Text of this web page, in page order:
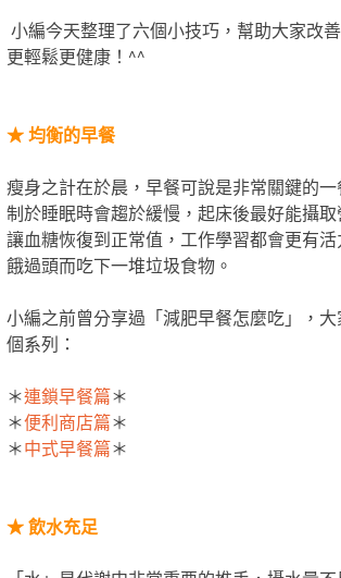
小編今天整理了六個小技巧，幫助大家改
更輕鬆更健康！^^
★均衡的早餐
瘦身之計在於晨，早餐可說是非常關鍵的
制於睡眠時會趨於緩慢，起床後最好能攝取
讓血糖恢復到正常值，工作學習都會更有
餓過頭而吃下一堆垃圾食物。
小編之前曾分享過「減肥早餐怎麼吃」，
個系列：
＊連鎖早餐篇＊
＊便利商店篇＊
＊中式早餐篇＊
★飲水充足